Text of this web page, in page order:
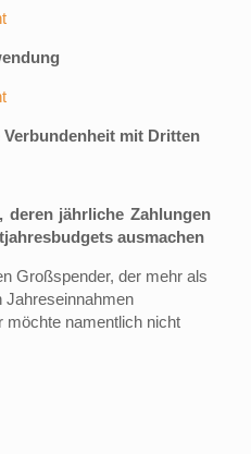
mit Dritten
deren jährliche Zahlungen
ausmachen
Großspender, der mehr als
Jahreseinnahmen
möchte namentlich nicht